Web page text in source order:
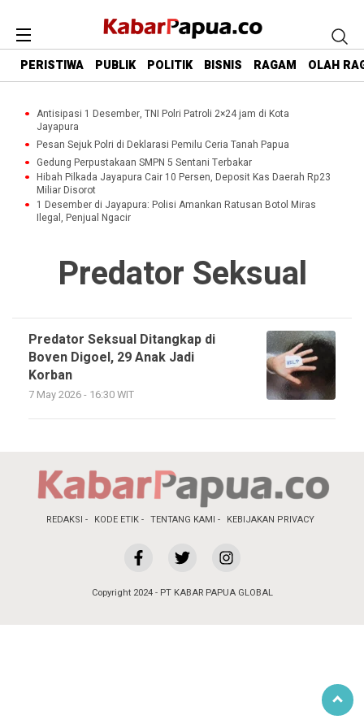
PERISTIWA PUBLIK POLITIK BISNIS RAGAM OLAH
Antisipasi 1 Desember, TNI Polri Patroli 2×24 jam di Kota
Jayapura
Pesan Sejuk Polri di Deklarasi Pemilu Ceria Tanah Papua
Gedung Perpustakaan SMPN 5 Sentani Terbakar
Hibah Pilkada Jayapura Cair 10 Persen, Deposit Kas Daerah Rp23
Miliar Disorot
1 Desember di Jayapura: Polisi Amankan Ratusan Botol Miras
Ilegal, Penjual Ngacir
Predator Seksual
Predator Seksual Ditangkap di
Boven Digoel, 29 Anak Jadi
Korban
7 May 2026 - 16:30 WIT
REDAKSI KODE ETIK TENTANG KAMI KEBIJAKAN PRIVACY
Copyright 2024 - PT KABAR PAPUA GLOBAL